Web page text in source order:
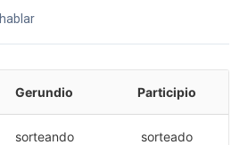
hablar
Gerundio Participio
sorteando sorteado